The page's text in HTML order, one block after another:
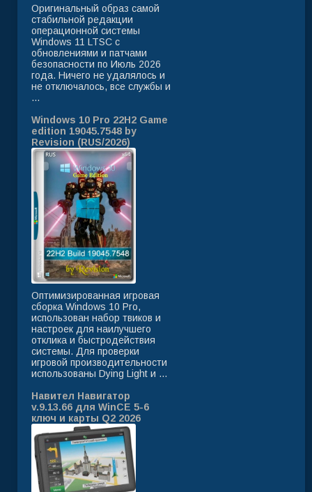
Оригинальный образ самой
стабильной редакции
операционной системы
Windows 11 LTSC с
обновлениями и патчами
безопасности по Июль 2026
года. Ничего не удалялось и
не отключалось, все службы и
...
Windows 10 Pro 22H2 Game
edition 19045.7548 by
Revision (RUS/2026)
Оптимизированная игровая
сборка Windows 10 Pro,
использован набор твиков и
настроек для наилучшего
отклика и быстродействия
системы. Для проверки
игровой производительности
использованы Dying Light и ...
Навител Навигатор
v.9.13.66 для WinCE 5-6
ключ и карты Q2 2026